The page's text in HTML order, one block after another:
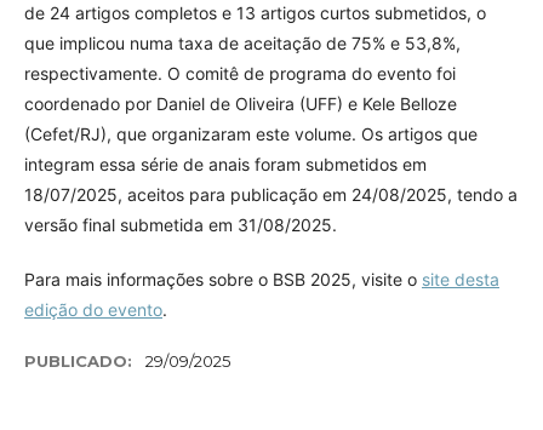
de 24 artigos completos e 13 artigos curtos submetidos, o
que implicou numa taxa de aceitação de 75% e 53,8%,
respectivamente. O comitê de programa do evento foi
coordenado por Daniel de Oliveira (UFF) e Kele Belloze
(Cefet/RJ), que organizaram este volume. Os artigos que
integram essa série de anais foram submetidos em
18/07/2025, aceitos para publicação em 24/08/2025, tendo a
versão final submetida em 31/08/2025.
Para mais informações sobre o BSB 2025, visite o site desta
edição do evento.
PUBLICADO: 29/09/2025